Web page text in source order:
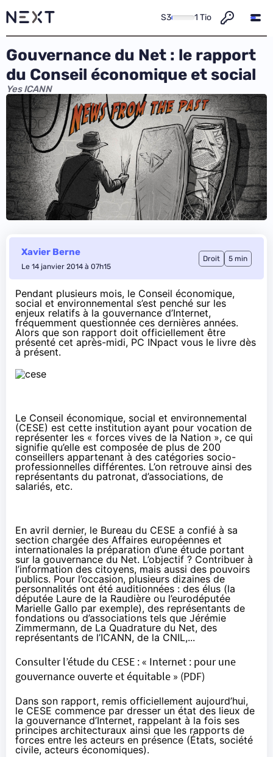
S3 1 Tio
Gouvernance du Net : le rapport
du Conseil économique et social
Yes ICANN
Xavier Berne
Le 14 janvier 2014 à 07h15
Droit 5 min
Pendant plusieurs mois, le Conseil économique,
social et environnemental s’est penché sur les
enjeux relatifs à la gouvernance d’Internet,
fréquemment questionnée ces dernières années.
Alors que son rapport doit officiellement être
présenté cet après-midi, PC INpact vous le livre dès
à présent.
Le Conseil économique, social et environnemental
(CESE) est cette institution ayant pour vocation de
représenter les « forces vives de la Nation », ce qui
signifie qu’elle est composée de plus de 200
conseillers appartenant à des catégories socio-
professionnelles différentes. L’on retrouve ainsi des
représentants du patronat, d’associations, de
salariés, etc.
En avril dernier, le Bureau du CESE a confié à sa
section chargée des Affaires européennes et
internationales la préparation d’une étude portant
sur la gouvernance du Net. L’objectif ? Contribuer à
l’information des citoyens, mais aussi des pouvoirs
publics. Pour l’occasion, plusieurs dizaines de
personnalités ont été auditionnées : des élus (la
députée Laure de la Raudière ou l’eurodéputée
Marielle Gallo par exemple), des représentants de
fondations ou d’associations tels que Jérémie
Zimmermann, de La Quadrature du Net, des
représentants de l’ICANN, de la CNIL,...
Consulter l’étude du CESE : « Internet : pour une
gouvernance ouverte et équitable » (PDF)
Dans son rapport, remis officiellement aujourd’hui,
le CESE commence par dresser un état des lieux de
la gouvernance d’Internet, rappelant à la fois ses
principes architecturaux ainsi que les rapports de
forces entre les acteurs en présence (États, société
civile, acteurs économiques).